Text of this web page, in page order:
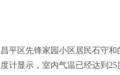
平区先锋家园小区居民石守
计显示，室内气温已经达到